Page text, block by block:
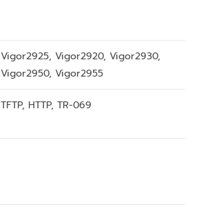
Vigor2925, Vigor2920, Vigor2930,
Vigor2950, Vigor2955
TFTP, HTTP, TR-069